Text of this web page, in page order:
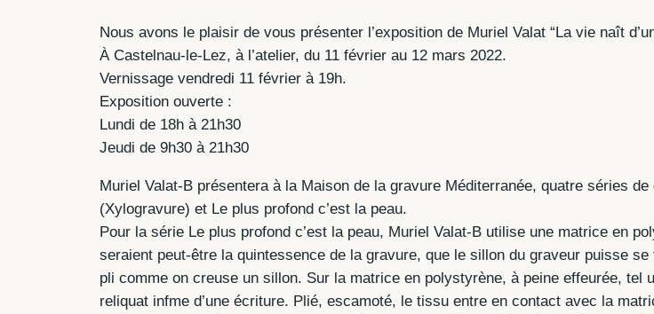
Nous avons le plaisir de vous présenter l’exposition de Muriel Valat “La vie naît
À Castelnau-le-Lez, à l’atelier, du 11 février au 12 mars 2022.
Vernissage vendredi 11 février à 19h.
Exposition ouverte :
Lundi de 18h à 21h30
Jeudi de 9h30 à 21h30
Muriel Valat-B présentera à la Maison de la gravure Méditerranée, quatre séries
(Xylogravure) et Le plus profond c’est la peau.
Pour la série Le plus profond c’est la peau, Muriel Valat-B utilise une matrice en
seraient peut-être la quintessence de la gravure, que le sillon du graveur puisse
pli comme on creuse un sillon. Sur la matrice en polystyrène, à peine effeurée,
reliquat infme d’une écriture. Plié, escamoté, le tissu entre en contact avec la